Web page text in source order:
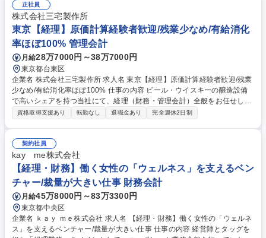
理部の強化を目的とした採用です。経理・会計の管理者経験はもちろん、
広く総務・企画業務に関心を持つフットワークの良さがあれば尚可です。
【企業詳細はコチラのリンクから】https://www.je-hsr.com 募集職種 【経
理/会計/税務担当】政府系機関・JR東日本等公共性の高い3社による出資
企業
正社員
株式会社三宅製作所
東京【経理】原価計算経験者歓迎/残業少なめ/有給消化
率ほぼ100% 管理会計
月給28万7000円～38万7000円
東京都台東区
企業名 株式会社三宅製作所 求人名 東京【経理】原価計算経験者歓迎/残業
少なめ/有給消化率ほぼ100% 仕事の内容 ビール・ウイスキーの醸造設備
で高いシェアを持つ当社にて、経理（財務・管理会計）全般をお任せしま
す。専門知識に基づき、経理面から企業運営に資する管理や経営陣への提
のための課題抽出・経営陣への改善提言） ■資金管理および税務業務全般
■資産管理および付随するその他経理事務全般 ※これまでのご経験に応じ
た業務から段階的にお任せいたしますので、安心して業務に慣れていただ
けます。 業務内容の変更範囲：変更なし 募集職種 東京【経理】原価計算
経験者歓迎/残業少なめ/有給消化率ほぼ100%
資格取得支援あり 転勤なし 退職金あり 完全週休2日制
契約社員
kay me株式会社
【経理・財務】働く女性の「ウェルネス」を支えるベン
チャー/裁量が大きい仕事 財務会計
月給45万8000円～83万3300円
東京都中央区
企業名 ｋａｙ ｍｅ株式会社 求人名 【経理・財務】働く女性の「ウェルネ
ス」を支えるベンチャー/裁量が大きい仕事 仕事の内容 経営陣とタッグを